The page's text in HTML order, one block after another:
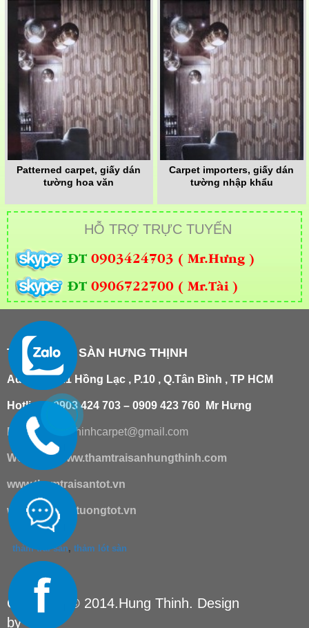
Patterned carpet, giấy dán
tường hoa văn
Carpet importers, giấy dán
tường nhập khẩu
HỖ TRỢ TRỰC TUYẾN
ĐT 0903424703 ( Mr.Hưng )
ĐT 0906722700 ( Mr.Tài )
THẢM TRẢI SÀN HƯNG THỊNH
Add : 181/21 Hồng Lạc , P.10 , Q.Tân Bình , TP HCM
Hotline : 0903 424 703 – 0909 423 760 Mr Hưng
Email : hungthinhcarpet@gmail.com
Website: www.thamtraisanhungthinh.com
www.thamtraisantot.vn
www.giaydantuongtot.vn
thảm trải sàn, thảm lót sàn
Copyright © 2014.Hung Thinh. Design
byTSM